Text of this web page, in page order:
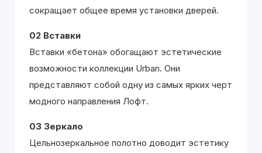
сокращает общее время установки дверей.
02 Вставки
Вставки «бетона» обогащают эстетические
возможности коллекции Urban. Они
представляют собой одну из самых ярких черт
модного направления Лофт.
03 Зеркало
Цельнозеркальное полотно доводит эстетику